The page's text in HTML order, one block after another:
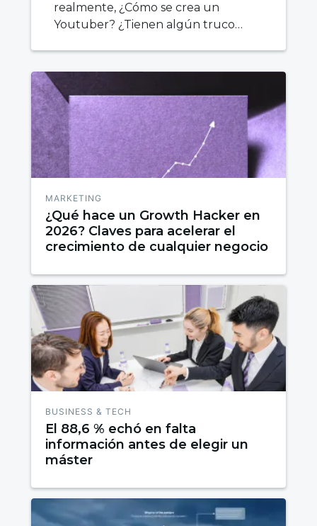
realmente, ¿Cómo se crea un
Youtuber? ¿Tienen algún truco…
MARKETING
¿Qué hace un Growth Hacker en
2026? Claves para acelerar el
crecimiento de cualquier negocio
BUSINESS & TECH
El 88,6 % echó en falta
información antes de elegir un
máster